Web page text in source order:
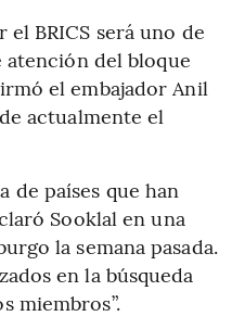
BRICS será uno de
del bloque
el embajador Anil
actualmente el
de países que han
Sooklal en una
la semana pasada.
en la búsqueda
miembros”.